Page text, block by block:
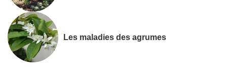
Les maladies des agrumes